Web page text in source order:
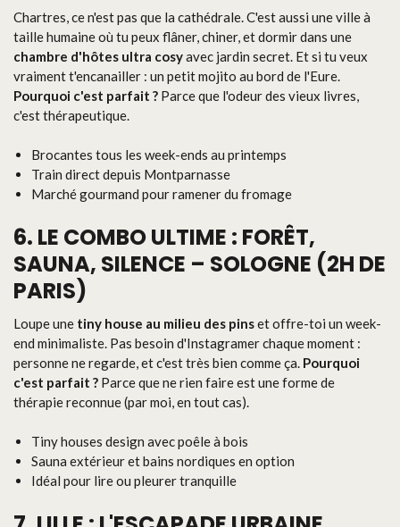
Chartres, ce n'est pas que la cathédrale. C'est aussi une ville à
taille humaine où tu peux flâner, chiner, et dormir dans une
chambre d'hôtes ultra cosyavec jardin secret. Et si tu veux
vraiment t'encanailler : un petit mojito au bord de l'Eure.
Pourquoi c'est parfait ? Parce que l'odeur des vieux livres,
c'est thérapeutique.
Brocantes tous les week-ends au printemps
Train direct depuis Montparnasse
Marché gourmand pour ramener du fromage
6. LE COMBO ULTIME : FORÊT,
SAUNA, SILENCE – SOLOGNE (2H DE
PARIS)
Loupe une tiny house au milieu des pinset offre-toi un week-
end minimaliste. Pas besoin d'Instagramer chaque moment :
personne ne regarde, et c'est très bien comme ça. Pourquoi
c'est parfait ? Parce que ne rien faire est une forme de
thérapie reconnue (par moi, en tout cas).
Tiny houses design avec poêle à bois
Sauna extérieur et bains nordiques en option
Idéal pour lire ou pleurer tranquille